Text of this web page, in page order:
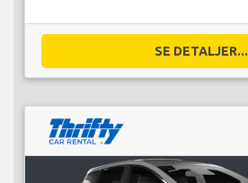
SE DETALJER...